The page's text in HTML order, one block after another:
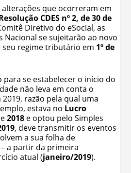
que ocorreram em
CDES nº 2, de 30 de
Diretivo do eSocial, as
Nacional se sujeitarão ao novo
seu regime tributário em 1º de
para se estabelecer o início do
não leva em conta o
razão pela qual uma
estava no Lucro
2018 e optou pelo Simples
, deve transmitir os eventos
a sua folha de
a partir da primeira
atual (janeiro/2019).